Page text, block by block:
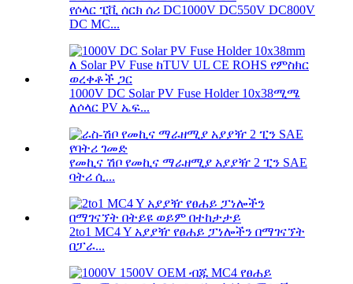
የሶላር ፒቪ ሰርክ ሰሪ DC1000V DC550V DC800V
DC MC...
1000V DC Solar PV Fuse Holder 10x38ሚሜ
ለሶላር PV ኤፍ...
የመኪና ሽቦ የመኪና ማራዘሚያ አያያዥ 2 ፒን SAE
ባትሪ ሲ...
2to1 MC4 Y አያያዥ የፀሐይ ፓነሎችን በማገናኘት
በፓራ...